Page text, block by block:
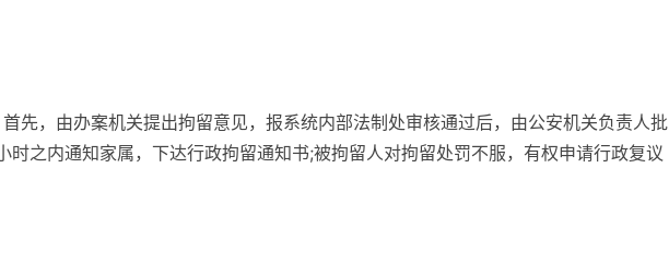
先，由办案机关提出拘留意见，报系统内部法制处审核通过后，由公安机关负责人批
时之内通知家属，下达行政拘留通知书;被拘留人对拘留处罚不服，有权申请行政复议